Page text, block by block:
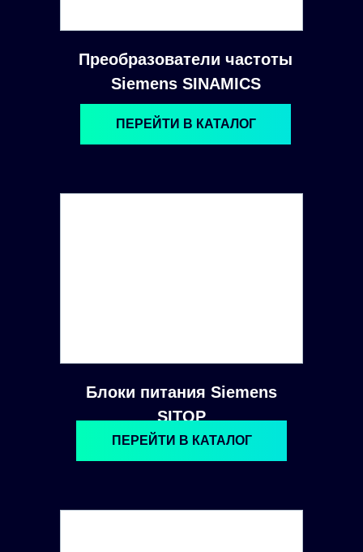
Преобразователи частоты
Siemens SINAMICS
Блоки питания Siemens
SITOP
ПЕРЕЙТИ В КАТАЛОГ
ПЕРЕЙТИ В КАТАЛОГ